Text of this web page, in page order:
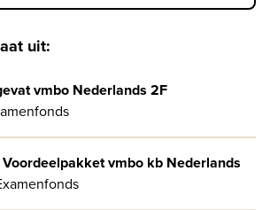
uit:
vmbo Nederlands 2F
vmbo kb Nederlands